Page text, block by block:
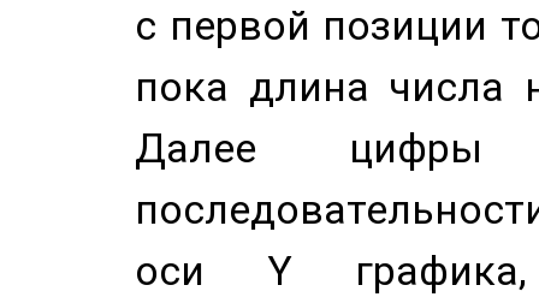
с первой позиции
пока длина числа
Далее цифры
оси Y